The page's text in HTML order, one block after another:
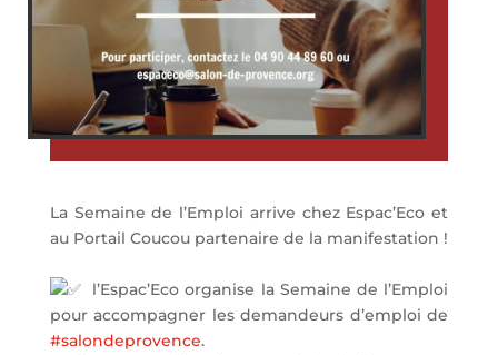
La Semaine de l’Emploi arrive chez Espac’Eco et
au Portail Coucou partenaire de la manifestation !
l’Espac’Eco organise la Semaine de l’Emploi
pour accompagner les demandeurs d’emploi de
#salondeprovence.